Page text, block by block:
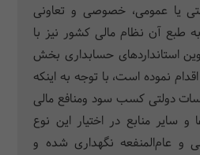
یا عمومی، خصوصی و تعاونی
آن نظام مالی کشور نیز با
استانداردهای حسابداری بخش
نموده است، با توجه به اینکه
دولتی کسب سود ومنافع مالی
و سایر منابع در اختیار این نوع
عام‌المنفعه نگهداری شده و